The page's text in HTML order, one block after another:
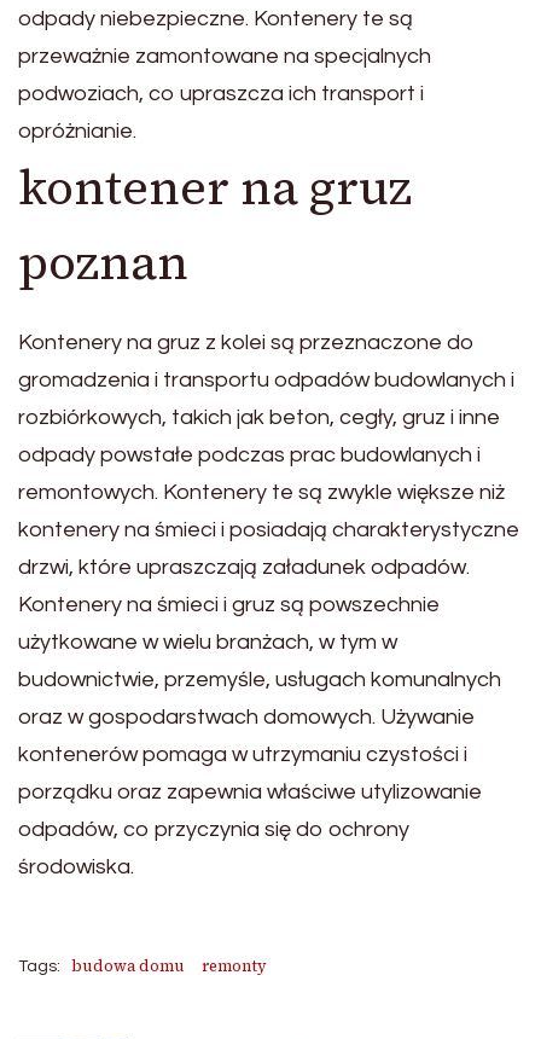
odpady niebezpieczne. Kontenery te są
przeważnie zamontowane na specjalnych
podwoziach, co upraszcza ich transport i
opróżnianie.
kontener na gruz
poznan
Kontenery na gruz z kolei są przeznaczone do
gromadzenia i transportu odpadów budowlanych i
rozbiórkowych, takich jak beton, cegły, gruz i inne
odpady powstałe podczas prac budowlanych i
remontowych. Kontenery te są zwykle większe niż
kontenery na śmieci i posiadają charakterystyczne
drzwi, które upraszczają załadunek odpadów.
Kontenery na śmieci i gruz są powszechnie
użytkowane w wielu branżach, w tym w
budownictwie, przemyśle, usługach komunalnych
oraz w gospodarstwach domowych. Używanie
kontenerów pomaga w utrzymaniu czystości i
porządku oraz zapewnia właściwe utylizowanie
odpadów, co przyczynia się do ochrony
środowiska.
Tags: budowa domu remonty